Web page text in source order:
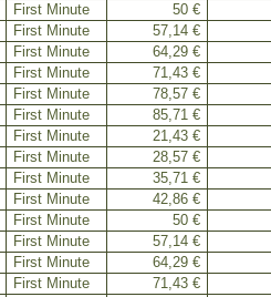
First Minute 50 €
First Minute 57,14 €
First Minute 64,29 €
First Minute 71,43 €
First Minute 78,57 €
First Minute 85,71 €
First Minute 21,43 €
First Minute 28,57 €
First Minute 35,71 €
First Minute 42,86 €
First Minute 50 €
First Minute 57,14 €
First Minute 64,29 €
First Minute 71,43 €